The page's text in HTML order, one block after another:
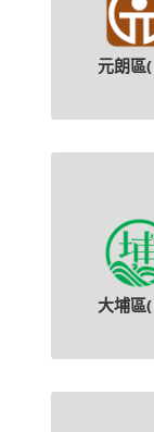
元朗區(
大埔區(